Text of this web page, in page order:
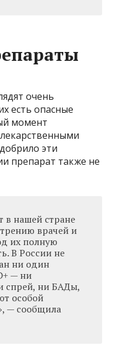
очень
есть опасные
момент
эти
препарат также не
в нашей стране
врачей и
их полную
В России не
ни один
— ни
спрей, ни БАДы,
особой
— сообщила